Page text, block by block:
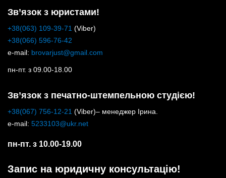
Зв’язок з юристами!
+38(063) 109-39-71 (Viber)
+38(066) 596-76-42
e-mail: brovarjust@gmail.com
пн-пт. з 09.00-18.00
Зв’язок з печатно-штемпельною студією!
+38(067) 756-12-21 (Viber)– менеджер Ірина.
e-mail: 5233103@ukr.net
пн-пт. з 10.00-19.00
Запис на юридичну консультацію!